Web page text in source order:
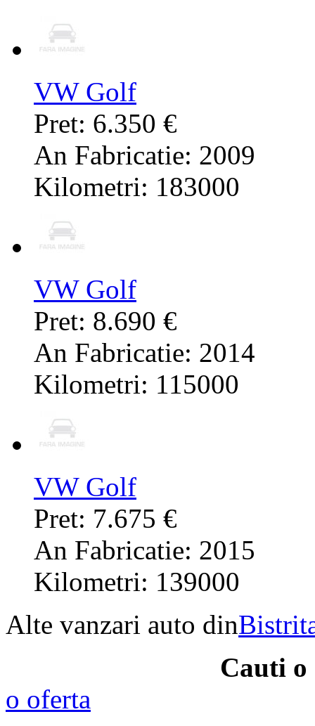
VW Golf
Pret: 6.350 €
An Fabricatie: 2009
Kilometri: 183000
VW Golf
Pret: 8.690 €
An Fabricatie: 2014
Kilometri: 115000
VW Golf
Pret: 7.675 €
An Fabricatie: 2015
Kilometri: 139000
Alte vanzari auto din
Cauti o
o oferta